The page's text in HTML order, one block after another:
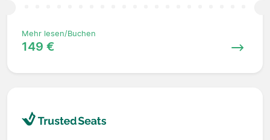
Mehr lesen/Buchen
149 €